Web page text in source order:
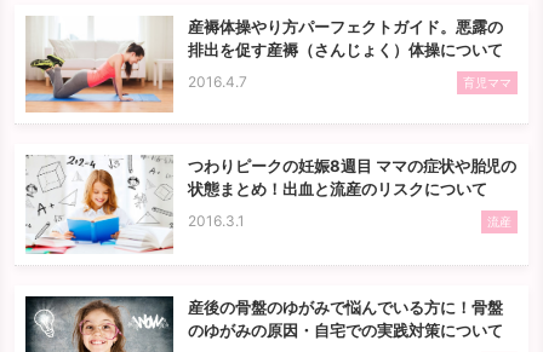
産褥体操やり方パーフェクトガイド。悪露の
排出を促す産褥（さんじょく）体操について
2016.4.7 育児ママ
つわりピークの妊娠8週目 ママの症状や胎児の
状態まとめ！出血と流産のリスクについて
2016.3.1 流産
産後の骨盤のゆがみで悩んでいる方に！骨盤
のゆがみの原因・自宅での実践対策について